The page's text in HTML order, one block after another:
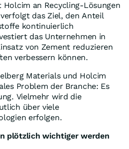
an Recycling-Lösungen
das Ziel, den Anteil
kontinuierlich
das Unternehmen in
von Zement reduzieren
verbessern können.
Materials und Holcim
Problem der Branche: Es
Vielmehr wird die
über viele
erfolgen.
plötzlich wichtiger werden